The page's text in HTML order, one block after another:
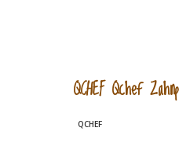
QCHEF Qchef
QCHEF